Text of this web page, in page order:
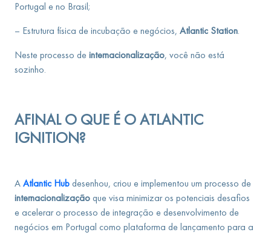
Portugal e no Brasil;
– Estrutura física de incubação e negócios, Atlantic Station.
Neste processo de internacionalização, você não está
sozinho.
AFINAL O QUE É O ATLANTIC
IGNITION?
A Atlantic Hub desenhou, criou e implementou um processo de
internacionalização que visa minimizar os potenciais desafios
e acelerar o processo de integração e desenvolvimento de
negócios em Portugal como plataforma de lançamento para a